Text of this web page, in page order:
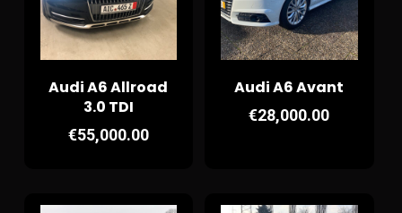
Audi A6 Allroad
3.0 TDI
€55,000.00
Audi A6 Avant
€28,000.00